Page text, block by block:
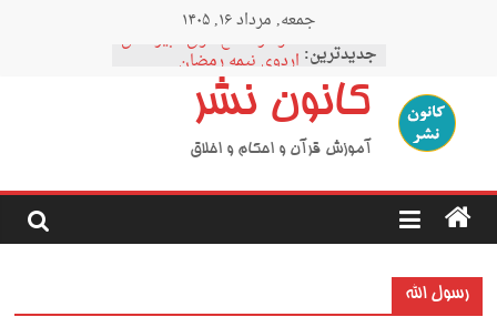
جمعه, مرداد ۱۶, ۱۴۰۵
جدیدترین:
نمودار مقطع فوق دبیرستان
اردوی نیمه رمضان
اردوی نیمه شعبان
اردوی غدیر
کانون نشر
آموزش قرآن و احکام و اخلاق
رسول الله